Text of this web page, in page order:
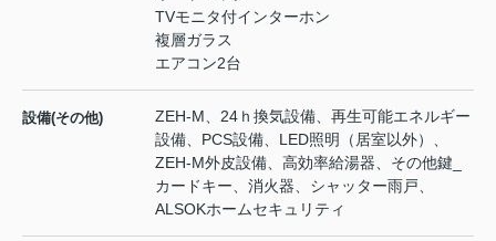
TVモニタ付インターホン
複層ガラス
エアコン2台
設備(その他)
ZEH-M、24ｈ換気設備、再生可能エネルギー
設備、PCS設備、LED照明（居室以外）、
ZEH-M外皮設備、高効率給湯器、その他鍵_
カードキー、消火器、シャッター雨戸、
ALSOKホームセキュリティ